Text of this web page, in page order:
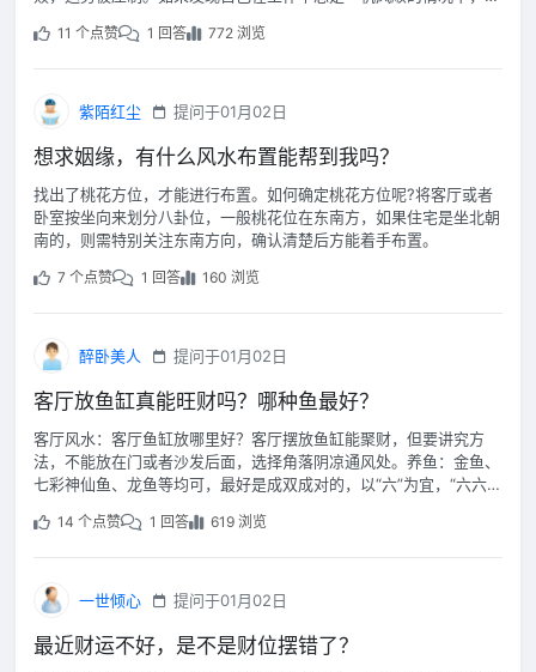
11 个点赞 1 回答 772 浏览
紫陌红尘 提问于01月02日
想求姻缘，有什么风水布置能帮到我吗？
找出了桃花方位，才能进行布置。如何确定桃花方位呢?将客厅或者
卧室按坐向来划分八卦位，一般桃花位在东南方，如果住宅是坐北朝
南的，则需特别关注东南方向，确认清楚后方能着手布置。
7 个点赞 1 回答 160 浏览
醉卧美人 提问于01月02日
客厅放鱼缸真能旺财吗？哪种鱼最好？
客厅风水：客厅鱼缸放哪里好？客厅摆放鱼缸能聚财，但要讲究方
法，不能放在门或者沙发后面，选择角落阴凉通风处。养鱼：金鱼、
七彩神仙鱼、龙鱼等均可，最好是成双成对的，以“六”为宜，“六六
14 个点赞 1 回答 619 浏览
一世倾心 提问于01月02日
最近财运不好，是不是财位摆错了？